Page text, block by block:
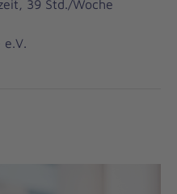
39 Std./Woche